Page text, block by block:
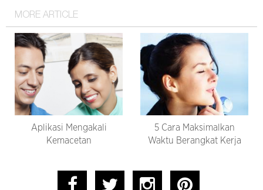
MORE ARTICLE
Aplikasi Mengakali
Kemacetan
5 Cara Maksimalkan
Waktu Berangkat Kerja